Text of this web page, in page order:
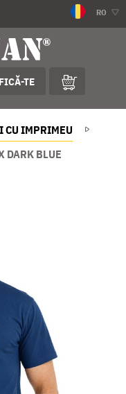
RO
TE
CU IMPRIMEU
DARK BLUE